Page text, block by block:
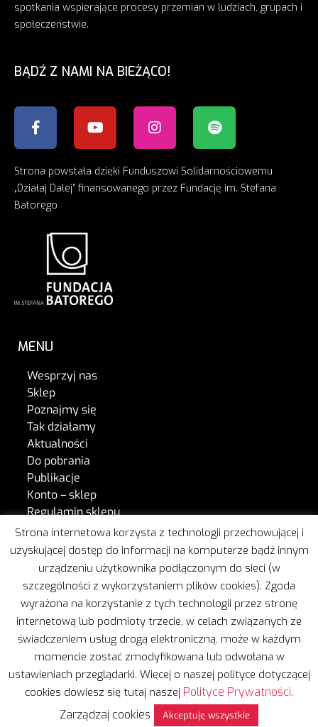
spotkania wspierające procesy przemian w ludziach, grupach i
społeczeństwie.
BĄDŹ Z NAMI NA BIEŻĄCO!
Strona powstała dzięki Funduszowi Solidarnościowemu
„Działaj Dalej” finansowanego przez Fundację im. Stefana
Batorego
MENU
Wesprzyj nas
Sklep
Poznajmy się
Tak działamy
Aktualności
Do pobrania
Publikacje
Konto – sklep
Regulamin sklepu
Kontakt
W naszej pracy wspiera nas Freshmail.
Copyright © 2020 | Wszelkie prawa zastrzeżone
Projekt i realizacja:Leżę i Pracuję
Polityka prywatności
Strona internetowa korzysta z technologii przechowującej i
uzyskującej dostęp do informacji na komputerze bądź innym
urządzeniu użytkownika podłączonym do sieci (w
szczególności z wykorzystaniem plików cookies). Zgoda
wyrażona na korzystanie z tych technologii przez stronę
internetową lub podmioty trzecie, w celach związanych ze
świadczeniem usług drogą elektroniczną, może w każdym
momencie zostać zmodyfikowana lub odwołana w
ustawieniach przeglądarki. Więcej o naszej polityce dotyczącej
cookies dowiesz się tutaj naszej Polityce Prywatności.
Zarządzaj cookies Akceptuję wszystkie